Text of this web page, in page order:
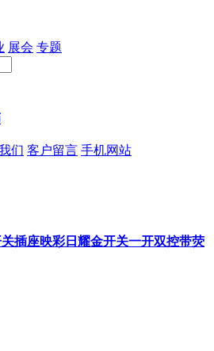
展会 专题
们 客户留言 手机网站
插座映彩日耀金开关一开双控带荧